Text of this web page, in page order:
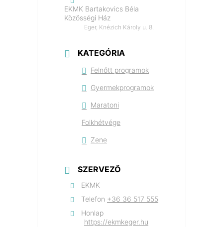
EKMK Bartakovics Béla
Közösségi Ház
Eger, Knézich Károly u. 8.
KATEGÓRIA
Felnőtt programok
Gyermekprogramok
Maratoni
Folkhétvége
Zene
SZERVEZŐ
EKMK
Telefon +36 36 517 555
Honlap
https://ekmkeger.hu